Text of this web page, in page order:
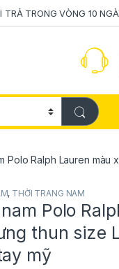
TRẢ TRONG VÒNG 10
Polo Ralph Lauren
, THỜI TRANG NAM
Polo
thun size
mỹ